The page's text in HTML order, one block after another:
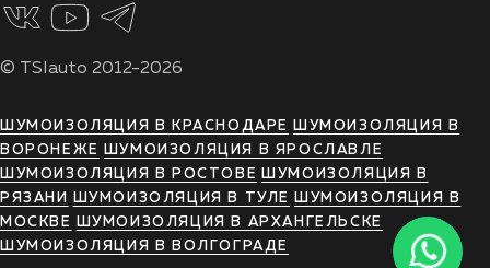
© TSIauto 2012-2026
ШУМОИЗОЛЯЦИЯ В КРАСНОДАРЕ
ШУМОИЗОЛЯЦИЯ В
ВОРОНЕЖЕ
ШУМОИЗОЛЯЦИЯ В ЯРОСЛАВЛЕ
ШУМОИЗОЛЯЦИЯ В РОСТОВЕ
ШУМОИЗОЛЯЦИЯ В
РЯЗАНИ
ШУМОИЗОЛЯЦИЯ В ТУЛЕ
ШУМОИЗОЛЯЦИЯ В
МОСКВЕ
ШУМОИЗОЛЯЦИЯ В АРХАНГЕЛЬСКЕ
ШУМОИЗОЛЯЦИЯ В ВОЛГОГРАДЕ